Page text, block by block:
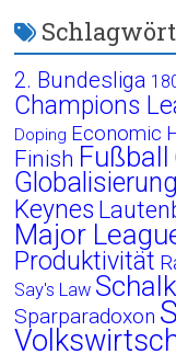
2. Bundesliga
Champions
Doping Economic
Finish Fußball
Globalisierung
Keynes
Major
Produktivität
Say's Law
Sparparadoxon